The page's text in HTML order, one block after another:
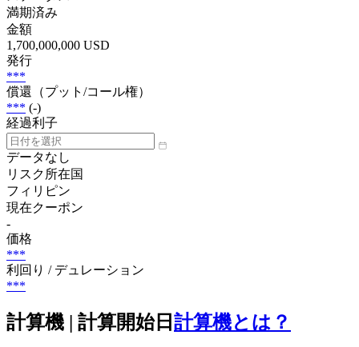
満期済み
金額
1,700,000,000 USD
発行
***
償還（プット/コール権）
*** (-)
経過利子
データなし
リスク所在国
フィリピン
現在クーポン
-
価格
***
利回り / デュレーション
***
計算機 | 計算開始日 計算機とは？